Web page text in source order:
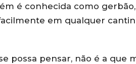
é conhecida como
em qualquer
possa pensar, não é a que